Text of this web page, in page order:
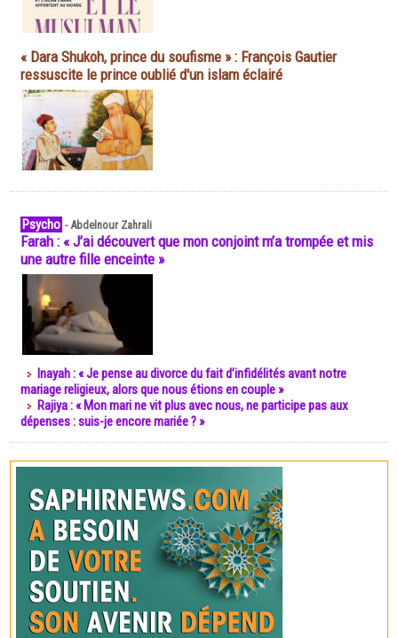
« Dara Shukoh, prince du soufisme » : François Gautier
ressuscite le prince oublié d'un islam éclairé
Psycho -Abdelnour Zahrali
Farah : « J’ai découvert que mon conjoint m’a trompée et mis
une autre fille enceinte »
Inayah : « Je pense au divorce du fait d’infidélités avant notre
mariage religieux, alors que nous étions en couple »
Rajiya : « Mon mari ne vit plus avec nous, ne participe pas aux
dépenses : suis-je encore mariée ? »